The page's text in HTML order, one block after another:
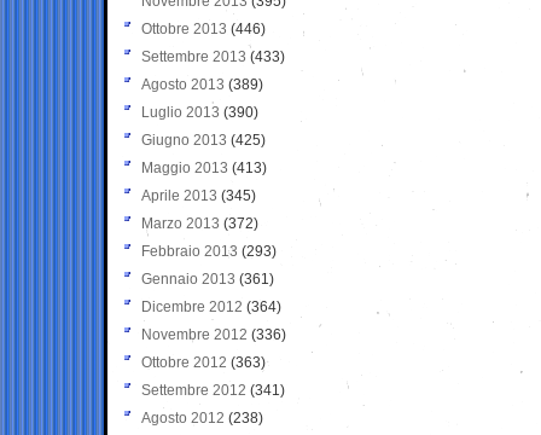
Ottobre 2013 (446)
Settembre 2013 (433)
Agosto 2013 (389)
Luglio 2013 (390)
Giugno 2013 (425)
Maggio 2013 (413)
Aprile 2013 (345)
Marzo 2013 (372)
Febbraio 2013 (293)
Gennaio 2013 (361)
Dicembre 2012 (364)
Novembre 2012 (336)
Ottobre 2012 (363)
Settembre 2012 (341)
Agosto 2012 (238)